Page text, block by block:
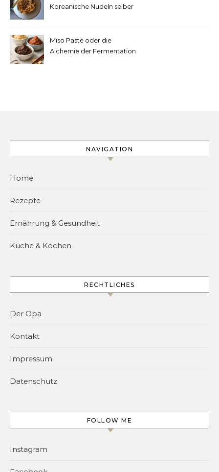
Koreanische Nudeln selber
Miso Paste oder die
Alchemie der Fermentation
NAVIGATION
Home
Rezepte
Ernährung & Gesundheit
Küche & Kochen
RECHTLICHES
Der Opa
Kontakt
Impressum
Datenschutz
FOLLOW ME
Instagram